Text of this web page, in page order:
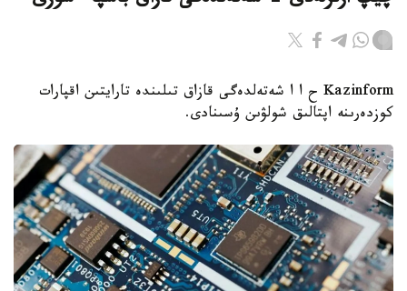
Kazinform ح ا ا شەتەلدەگى قازاق تىلىندە تارايتىن اقپارات
كوزدەرىنە اپتالىق شولۋىن ۇسىنادى.